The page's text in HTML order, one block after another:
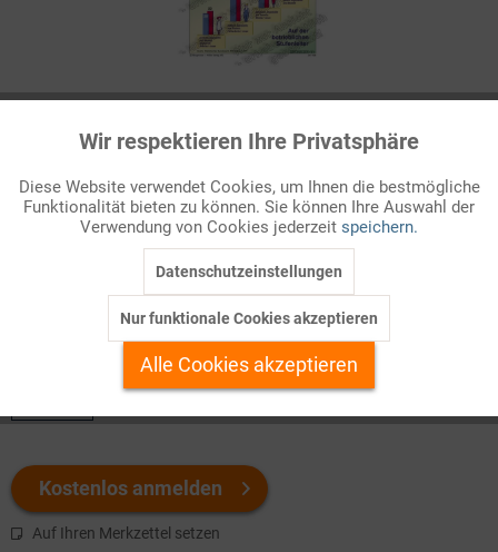
Auf der betrieblichen Stufenleiter
Das moderne Arbeits- und Berufssystem ist durch eine weit
aufgefächerte fachliche Spezialisierung gekennzeichnet.
Welchen Download brauchen Sie?
Kostenlos anmelden
Auf Ihren Merkzettel setzen
Funktionale Aktiv
Marketing Inaktiv
Personalisierung Inaktiv
Service
Wir respektieren Ihre Privatsphäre
Diese Website verwendet Cookies, um Ihnen die bestmögliche
Funktionalität bieten zu können. Sie können Ihre Auswahl der
Verwendung von Cookies jederzeit speichern.
Datenschutzeinstellungen
Nur funktionale Cookies akzeptieren
Alle Cookies akzeptieren